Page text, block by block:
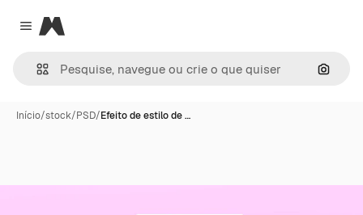
Close menu
Magnific
Início/stock/PSD/Efeito de estilo de …